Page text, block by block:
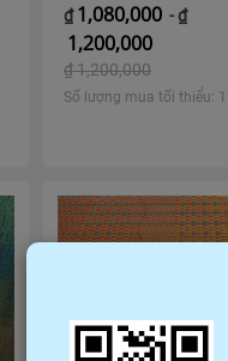
Gia Lai
₫ 1,080,000 -₫
1,200,000
₫1,200,000
Số lượng mua tối thiểu: 1